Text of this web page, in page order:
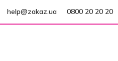
help@zakaz.ua 0800 20 20 20